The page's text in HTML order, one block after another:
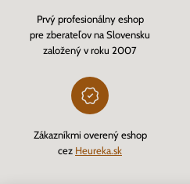
Prvý profesionálny eshop
pre zberateľov na Slovensku
založený v roku 2007
Zákazníkmi overený eshop
cez Heureka.sk